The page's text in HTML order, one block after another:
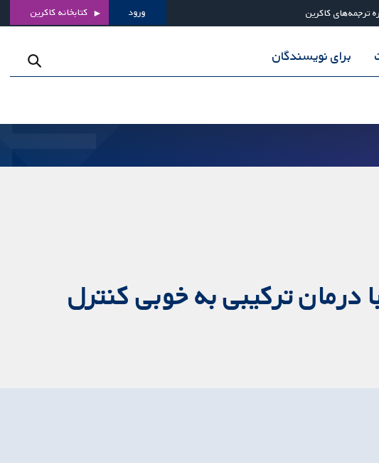
ترجمه‌های کاکرین ورود کتابخانه کاکرین
برای نویسندگان
درمان ترکیبی به خوبی کنترل